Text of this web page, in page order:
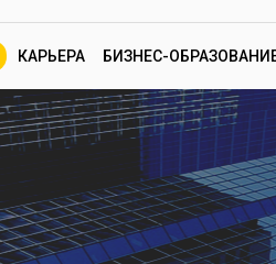
КАРЬЕРА БИЗНЕС-